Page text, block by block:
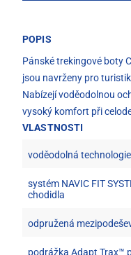
POPIS
Pánské trekingové boty
jsou navrženy pro
Nabízejí voděodolnou
vysoký komfort při
VLASTNOSTI
voděodolná
systém NAVIC FIT
chodidla
odpružená
podrážka Adapt Trax™